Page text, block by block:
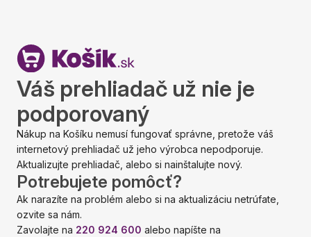
Váš prehliadač už nie je
podporovaný
Nákup na Košíku nemusí fungovať správne, pretože váš
internetový prehliadač už jeho výrobca nepodporuje.
Aktualizujte prehliadač, alebo si nainštalujte nový.
Potrebujete pomôcť?
Ak narazíte na problém alebo si na aktualizáciu netrúfate,
ozvite sa nám.
Zavolajte na 220 924 600 alebo napíšte na